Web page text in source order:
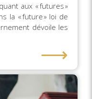
aux « futures »
la « future » loi de
dévoile les
⟶